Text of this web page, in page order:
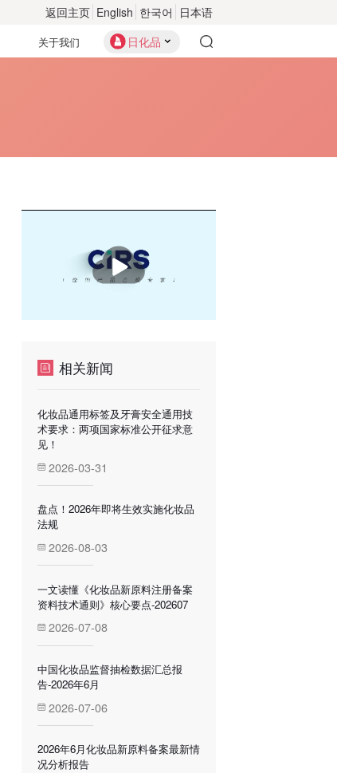
返回主页 English 한국어 日本语
关于我们 日化品
播
放
相关新闻
化妆品通用标签及牙膏安全通用技
术要求：两项国家标准公开征求意
见！
2026-03-31
盘点！2026年即将生效实施化妆品
法规
2026-08-03
一文读懂《化妆品新原料注册备案
资料技术通则》核心要点-202607
2026-07-08
中国化妆品监督抽检数据汇总报
告-2026年6月
2026-07-06
2026年6月化妆品新原料备案最新情
况分析报告